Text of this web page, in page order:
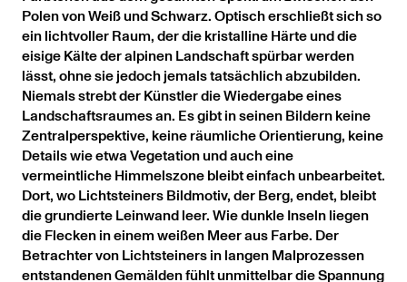
Polen von Weiß und Schwarz. Optisch erschließt sich so
ein lichtvoller Raum, der die kristalline Härte und die
eisige Kälte der alpinen Landschaft spürbar werden
lässt, ohne sie jedoch jemals tatsächlich abzubilden.
Niemals strebt der Künstler die Wiedergabe eines
Landschaftsraumes an. Es gibt in seinen Bildern keine
Zentralperspektive, keine räumliche Orientierung, keine
Details wie etwa Vegetation und auch eine
vermeintliche Himmelszone bleibt einfach unbearbeitet.
Dort, wo Lichtsteiners Bildmotiv, der Berg, endet, bleibt
die grundierte Leinwand leer. Wie dunkle Inseln liegen
die Flecken in einem weißen Meer aus Farbe. Der
Betrachter von Lichtsteiners in langen Malprozessen
entstandenen Gemälden fühlt unmittelbar die Spannung